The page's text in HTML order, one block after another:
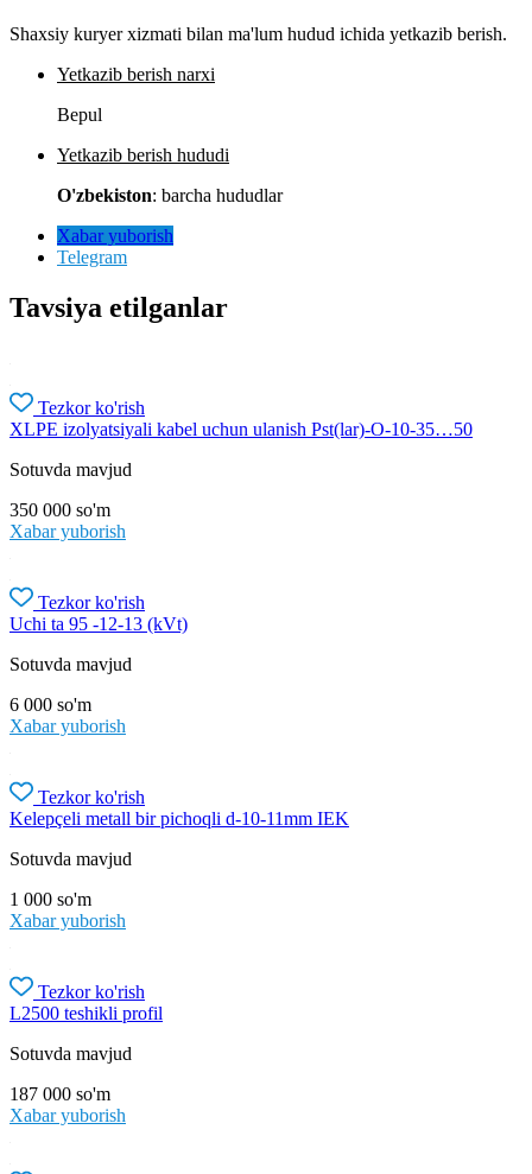
Shaxsiy kuryer xizmati bilan ma'lum hudud ichida yetkazib berish.
Yetkazib berish narxi
Bepul
Yetkazib berish hududi
O'zbekiston: barcha hududlar
Xabar yuborish
Telegram
Tavsiya etilganlar
Tezkor ko'rish
XLPE izolyatsiyali kabel uchun ulanish Pst(lar)-O-10-35…50
Sotuvda mavjud
350 000 so'm
Xabar yuborish
Tezkor ko'rish
Uchi ta 95 -12-13 (kVt)
Sotuvda mavjud
6 000 so'm
Xabar yuborish
Tezkor ko'rish
Kelepçeli metall bir pichoqli d-10-11mm IEK
Sotuvda mavjud
1 000 so'm
Xabar yuborish
Tezkor ko'rish
L2500 teshikli profil
Sotuvda mavjud
187 000 so'm
Xabar yuborish